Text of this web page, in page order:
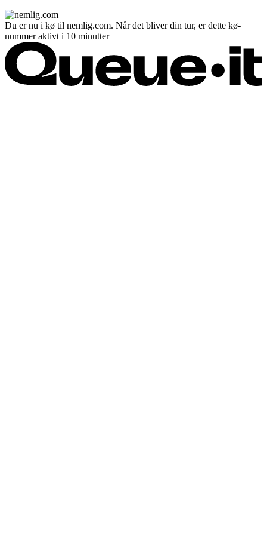
Du er nu i kø til nemlig.com. Når det bliver din tur, er dette kø-
nummer aktivt i 10 minutter